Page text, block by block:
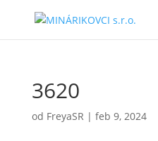
3620
od FreyaSR | feb 9, 2024